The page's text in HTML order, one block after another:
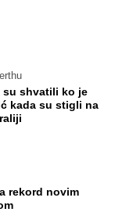
su shvatili ko je
kada su stigli na
rekord novim